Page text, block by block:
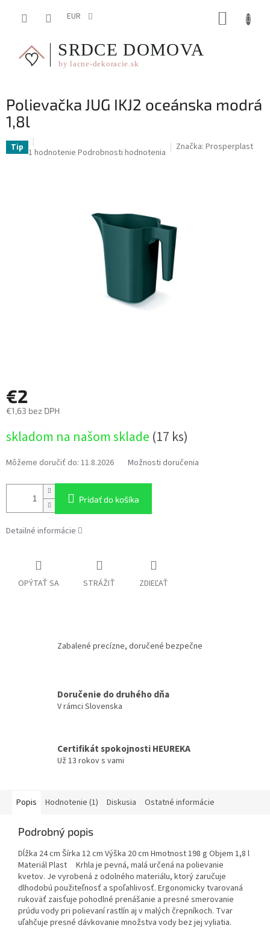
EUR
Polievačka JUG IKJ2 oceánska modrá
1,8l
Tip Priemerné
1 hodnotenie Podrobnosti hodnotenia Značka: Prosperplast
€2
€1,63 bez DPH
cena:
skladom na našom sklade (17 ks)
Môžeme doručiť do: 11.8.2026 Možnosti doručenia
Pridať do košíka
Detailné informácie
OPÝTAŤ SA STRÁŽIŤ ZDIEĽAŤ
Zabalené precízne, doručené bezpečne
Doručenie do druhého dňa
V rámci Slovenska
Certifikát spokojnosti HEUREKA
Už 13 rokov s vami
Popis Hodnotenie (1) Diskusia Ostatné informácie
Podrobný popis
Dĺžka 24 cm Šírka 12 cm Výška 20 cm Hmotnost 198 g Objem 1,8 l
Materiál Plast Krhla je pevná, malá určená na polievanie
kvetov. Je vyrobená z odolného materiálu, ktorý zaručuje
dlhodobú použiteľnosť a spoľahlivosť. Ergonomicky tvarovaná
rukoväť zaisťuje pohodlné prenášanie a presné smerovanie
prúdu vody pri polievaní rastlín aj v malých črepníkoch. Tvar
uľahčuje presné dávkovanie množstva vody bez jej vyliatia.